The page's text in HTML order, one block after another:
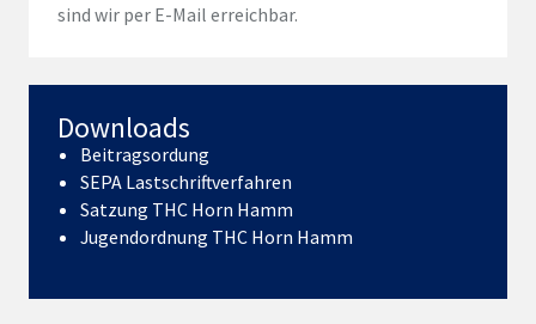
sind wir per E-Mail erreichbar.
Downloads
Beitragsordung
SEPA Lastschriftverfahren
Satzung THC Horn Hamm
Jugendordnung THC Horn Hamm